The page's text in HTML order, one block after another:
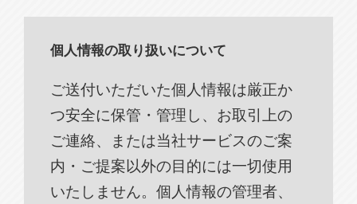
個人情報の取り扱いについて
ご送付いただいた個人情報は厳正か
つ安全に保管・管理し、お取引上の
ご連絡、または当社サービスのご案
内・ご提案以外の目的には一切使用
いたしません。個人情報の管理者、